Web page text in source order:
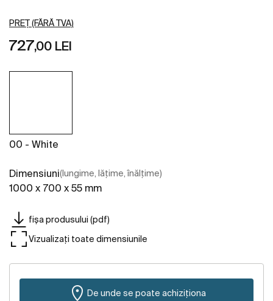
PREȚ (FĂRĂ TVA)
727,00 LEI
00 - White
Dimensiuni(lungime, lățime, înălțime)
1000 x 700 x 55 mm
fișa produsului (pdf)
Vizualizați toate dimensiunile
De unde se poate achiziționa